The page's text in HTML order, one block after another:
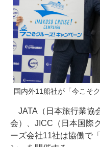
国内外11船社が「今こそ
JATA（日本旅行業協
会）、JICC（日本国際
ーズ会社11社は協働で